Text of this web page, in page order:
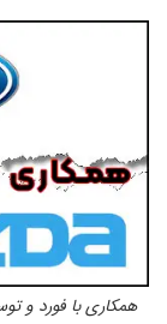
همکاری با فورد و